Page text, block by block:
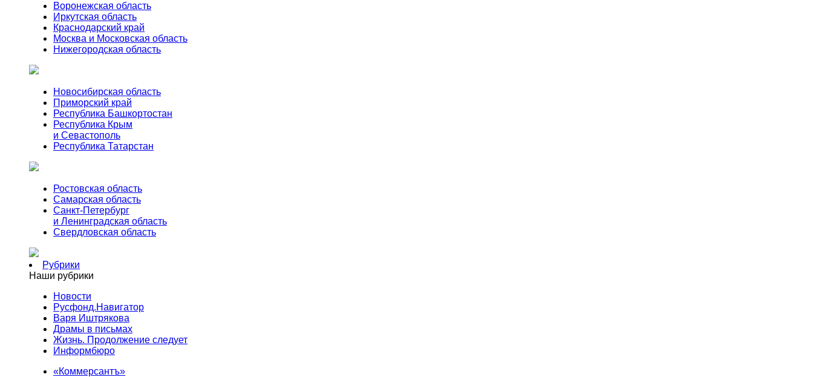
Воронежская область
Иркутская область
Краснодарский край
Москва и Московская область
Нижегородская область
Новосибирская область
Приморский край
Республика Башкортостан
Республика Крым
и Севастополь
Республика Татарстан
Ростовская область
Самарская область
Санкт-Петербург
и Ленинградская область
Свердловская область
Рубрики
Наши рубрики
Новости
Русфонд.Навигатор
Варя Иштрякова
Драмы в письмах
Жизнь. Продолжение следует
Информбюро
«Коммерсантъ»